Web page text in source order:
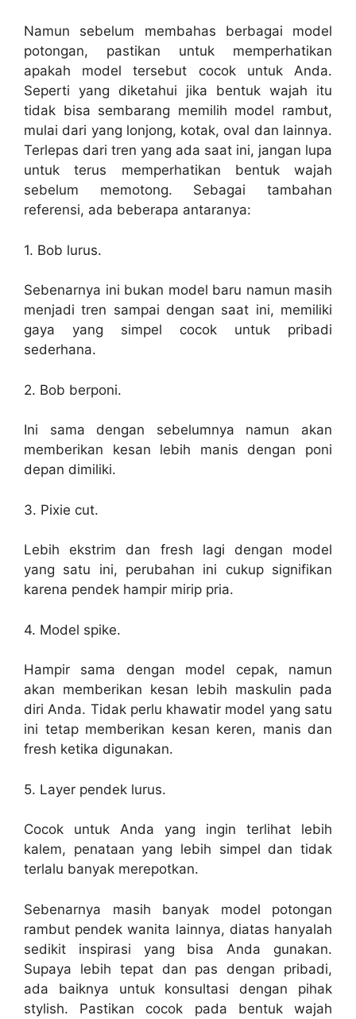
Namun sebelum membahas berbagai model
potongan, pastikan untuk memperhatikan
apakah model tersebut cocok untuk Anda.
Seperti yang diketahui jika bentuk wajah itu
tidak bisa sembarang memilih model rambut,
mulai dari yang lonjong, kotak, oval dan lainnya.
Terlepas dari tren yang ada saat ini, jangan lupa
untuk terus memperhatikan bentuk wajah
sebelum memotong. Sebagai tambahan
referensi, ada beberapa antaranya:
1. Bob lurus.
Sebenarnya ini bukan model baru namun masih
menjadi tren sampai dengan saat ini, memiliki
gaya yang simpel cocok untuk pribadi
sederhana.
2. Bob berponi.
Ini sama dengan sebelumnya namun akan
memberikan kesan lebih manis dengan poni
depan dimiliki.
3. Pixie cut.
Lebih ekstrim dan fresh lagi dengan model
yang satu ini, perubahan ini cukup signifikan
karena pendek hampir mirip pria.
4. Model spike.
Hampir sama dengan model cepak, namun
akan memberikan kesan lebih maskulin pada
diri Anda. Tidak perlu khawatir model yang satu
ini tetap memberikan kesan keren, manis dan
fresh ketika digunakan.
5. Layer pendek lurus.
Cocok untuk Anda yang ingin terlihat lebih
kalem, penataan yang lebih simpel dan tidak
terlalu banyak merepotkan.
Sebenarnya masih banyak model potongan
rambut pendek wanita lainnya, diatas hanyalah
sedikit inspirasi yang bisa Anda gunakan.
Supaya lebih tepat dan pas dengan pribadi,
ada baiknya untuk konsultasi dengan pihak
stylish. Pastikan cocok pada bentuk wajah